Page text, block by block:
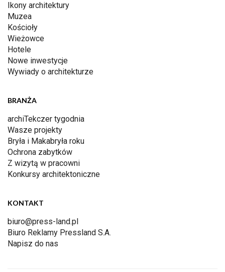
Ikony architektury
Muzea
Kościoły
Wieżowce
Hotele
Nowe inwestycje
Wywiady o architekturze
BRANŻA
archiTekczer tygodnia
Wasze projekty
Bryła i Makabryła roku
Ochrona zabytków
Z wizytą w pracowni
Konkursy architektoniczne
KONTAKT
biuro@press-land.pl
Biuro Reklamy Pressland S.A.
Napisz do nas